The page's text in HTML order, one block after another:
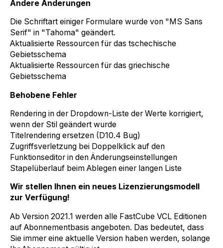
Andere Änderungen
Die Schriftart einiger Formulare wurde von "MS Sans
Serif" in "Tahoma" geändert.
Aktualisierte Ressourcen für das tschechische
Gebietsschema
Aktualisierte Ressourcen für das griechische
Gebietsschema
Behobene Fehler
Rendering in der Dropdown-Liste der Werte korrigiert,
wenn der Stil geändert wurde
Titelrendering ersetzen (D10.4 Bug)
Zugriffsverletzung bei Doppelklick auf den
Funktionseditor in den Änderungseinstellungen
Stapelüberlauf beim Ablegen einer langen Liste
Wir stellen Ihnen ein neues Lizenzierungsmodell
zur Verfügung!
Ab Version 2021.1 werden alle FastCube VCL Editionen
auf Abonnementbasis angeboten. Das bedeutet, dass
Sie immer eine aktuelle Version haben werden, solange